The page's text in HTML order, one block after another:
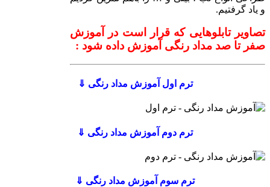
و یاد گرفتیم.
تصاویر تابلوهایی که قرار است در آموزش
صفر تا صد مداد رنگی آموزش داده شود :
ترم اول آموزش مداد رنگی ⇓
ترم دوم آموزش مداد رنگی ⇓
ترم سوم آموزش مداد رنگی ⇓